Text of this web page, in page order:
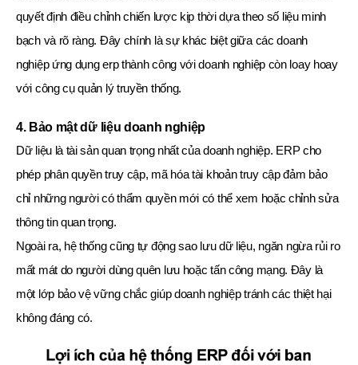
quyết định điều chỉnh chiến lược kịp thời dựa theo số liệu minh
bạch và rõ ràng. Đây chính là sự khác biệt giữa các doanh
nghiệp ứng dụng erp thành công với doanh nghiệp còn loay hoay
với công cụ quản lý truyền thống.
4. Bảo mật dữ liệu doanh nghiệp
Dữ liệu là tài sản quan trọng nhất của doanh nghiệp. ERP cho
phép phân quyền truy cập, mã hóa tài khoản truy cập đảm bảo
chỉ những người có thẩm quyền mới có thể xem hoặc chỉnh sửa
thông tin quan trọng.
Ngoài ra, hệ thống cũng tự động sao lưu dữ liệu, ngăn ngừa rủi ro
mất mát do người dùng quên lưu hoặc tấn công mạng. Đây là
một lớp bảo vệ vững chắc giúp doanh nghiệp tránh các thiệt hại
không đáng có.